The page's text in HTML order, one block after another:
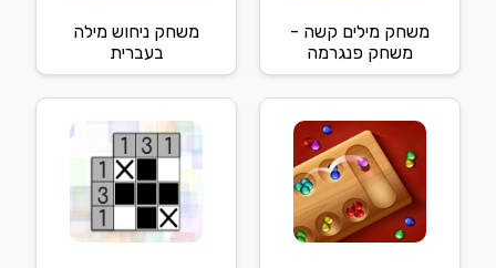
משחק מילים קשה -
משחק פנגרמה
משחק ניחוש מילה
בעברית